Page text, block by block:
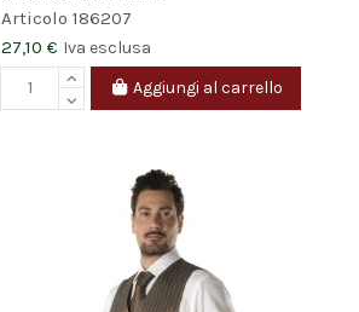
Articolo 186207
27,10 € Iva esclusa
Aggiungi al carrello